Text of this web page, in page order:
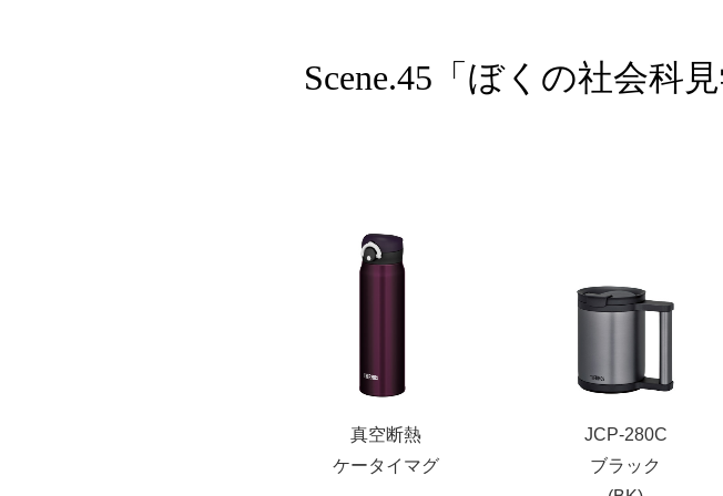
Scene.45「ぼくの社会科
真空断熱
ケータイマグ
JCP-280C
ブラック